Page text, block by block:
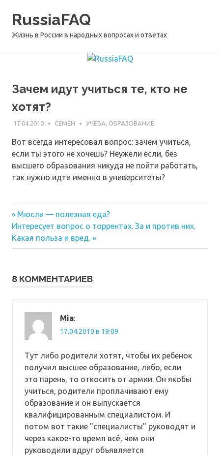
RussiaFAQ
Жизнь в России в народных вопросах и ответах
Зачем идут учиться те, кто не
хотят?
17.04.2010 СЕМЕН УЧЕБА, ОБРАЗОВАНИЕ
Вот всегда интересовал вопрос: зачем учиться,
если ты этого не хочешь? Неужели если, без
высшего образования никуда не пойти работать,
так нужно идти именно в университеты?
Навигация
по
записям
Предыдущая
запись:
Мюсли — полезная еда?
Следующая
запись:
Интересует вопрос о торрентах. За и против них.
Какая польза и вред.
8 КОММЕНТАРИЕВ
Mia:
17.04.2010 в 19:09
Тут либо родители хотят, чтобы их ребенок
получил высшее образование, либо, если
это парень, то откосить от армии. Он якобы
учиться, родители проплачивают ему
образование и он выпускается
квалифицированным специалистом. И
потом вот такие "специалисты" руководят и
через какое-то время всё, чем они
руководили вдруг объявляется